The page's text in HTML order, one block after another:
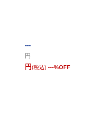
---
円
円(税込) ---%OFF